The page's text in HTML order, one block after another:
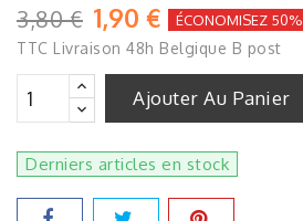
3,80 € 1,90 € ÉCONOMISEZ 50%
TTC Livraison 48h Belgique B post
Ajouter Au Panier
Derniers articles en stock